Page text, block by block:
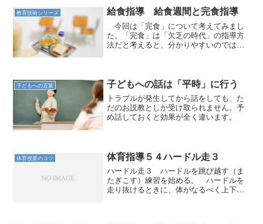
教育技術シリーズ 給食指導 給食週間と完食指導
今回は「完食」について考えてみまし
た。「完食」は「欠乏の時代」の指導方
法だと考えると、分かりやすいのではな
子どもへの言葉 子どもへの話は「平時」に行う
トラブルが発生してから話をしても、た
だのお説教としか受け取られません。予
め話しておくと効果が全く違います。
体育授業のコツ 体育指導５４ハードル走３
ハードル走３ ハードルを跳び越す（ま
たぎこす）練習を始める。 ハードルを
走り抜けるときに、体がなるべく上下し